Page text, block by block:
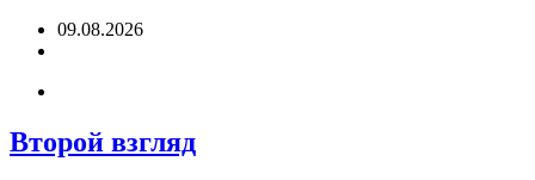
Перейти09.08.2026
Второй взгляд